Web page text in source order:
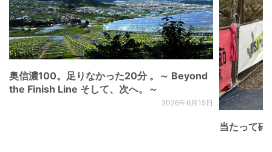
奥信濃100。足りなかった20分 。～ Beyond
the Finish Line そして、次へ。～
2026年6月15日
当たって砕